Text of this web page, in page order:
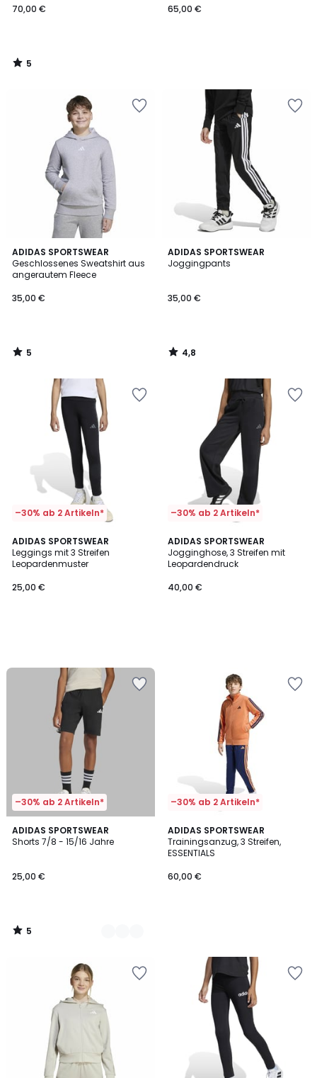
70,00 €
5
/
65,00 €
ADIDAS SPORTSWEAR
Geschlossenes Sweatshirt aus
angerautem Fleece
35,00 €
5
/
5
5
/
ADIDAS SPORTSWEAR
Joggingpants
35,00 €
4,8
/ 5
4,8
/
–30% ab 2 Artikeln*
ADIDAS SPORTSWEAR
Leggings mit 3 Streifen
Leopardenmuster
25,00 €
–30% ab 2 Artikeln*
ADIDAS SPORTSWEAR
Jogginghose, 3 Streifen mit
Leopardendruck
40,00 €
–30% ab 2 Artikeln*
ADIDAS SPORTSWEAR
Shorts 7/8 - 15/16 Jahre
25,00 €
5
/
2
Farben
5
/
–30% ab 2 Artikeln*
ADIDAS SPORTSWEAR
Trainingsanzug, 3 Streifen,
ESSENTIALS
60,00 €